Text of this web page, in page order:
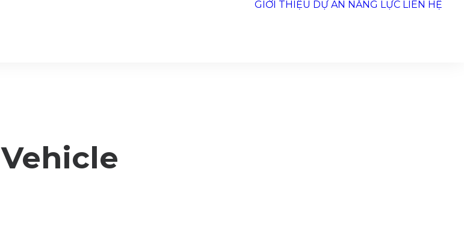
GIỚI THIỆU DỰ ÁN NĂNG LỰC LIÊN HỆ
Vehicle